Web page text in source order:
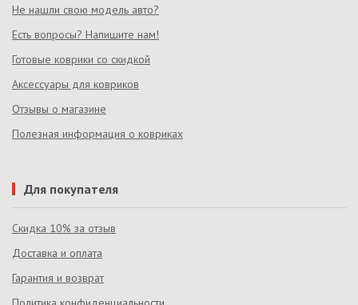
Не нашли свою модель авто?
Есть вопросы? Напишите нам!
Готовые коврики со скидкой
Аксессуары для ковриков
Отзывы о магазине
Полезная информация о ковриках
Для покупателя
Скидка 10% за отзыв
Доставка и оплата
Гарантия и возврат